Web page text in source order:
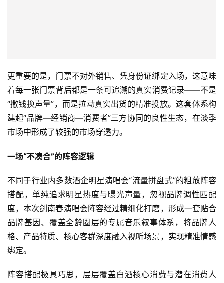
更重要的是，门票不对外销售、凭身份证绑定入场，这意味
着每一张门票背后都是一条可追溯的真实消费记录——不是
“撒钱换声量”，而是拉动真实出货的精准投放。这套体系构
建起“品牌—经销商—消费者”三方协同的良性生态，在淡季
市场中形成了较强的市场穿透力。
一场“不凑合”的阵容逻辑
不同于行业内多数酒企明星演唱会“流量拼盘式”的粗放阵容
搭配，单纯追求明星热度与曝光声量，忽视品牌调性匹配
度，本次剑南春演唱会阵容经过精细化打磨，形成一套贴合
品牌基因、覆盖全龄圈层的专属音乐叙事体系，将品牌人
格、产品特质、核心客群深度融入视听场景，实现精准情感
绑定。
阵容搭配极具巧思，层层覆盖白酒核心消费与潜在消费人